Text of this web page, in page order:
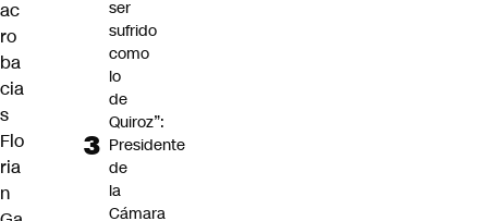
ac
ro
ba
cia
s
Flo
ria
n
ser
sufrido
como
lo
de
Quiroz”:
Presidente
de
la
Cámara